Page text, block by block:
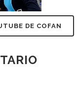
DE COFAN